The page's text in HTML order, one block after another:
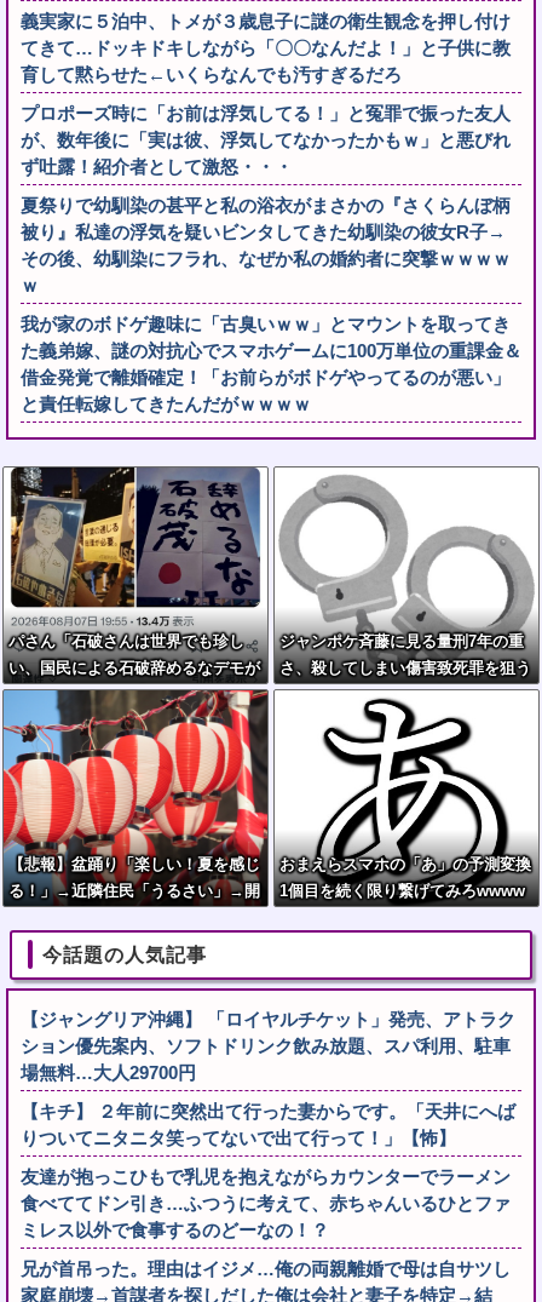
義実家に５泊中、トメが３歳息子に謎の衛生観念を押し付け
てきて…ドッキドキしながら「〇〇なんだよ！」と子供に教
育して黙らせた←いくらなんでも汚すぎるだろ
プロポーズ時に「お前は浮気してる！」と冤罪で振った友人
が、数年後に「実は彼、浮気してなかったかもｗ」と悪びれ
ず吐露！紹介者として激怒・・・
夏祭りで幼馴染の甚平と私の浴衣がまさかの『さくらんぼ柄
被り』私達の浮気を疑いビンタしてきた幼馴染の彼女R子→
その後、幼馴染にフラれ、なぜか私の婚約者に突撃ｗｗｗｗ
ｗ
我が家のボドゲ趣味に「古臭いｗｗ」とマウントを取ってき
た義弟嫁、謎の対抗心でスマホゲームに100万単位の重課金＆
借金発覚で離婚確定！「お前らがボドゲやってるのが悪い」
と責任転嫁してきたんだがｗｗｗｗ
パさん「石破さんは世界でも珍し
い、国民による石破辞めるなデモが
自然発生した総理大臣です」
ジャンポケ斉藤に見る量刑7年の重
さ、殺してしまい傷害致死罪を狙う
方が量刑的には軽いと話題
【悲報】盆踊り「楽しい！夏を感じ
る！」→近隣住民「うるさい」→開
おまえらスマホの「あ」の予測変換
1個目を続く限り繋げてみろwwww
今話題の人気記事
【ジャングリア沖縄】 「ロイヤルチケット」発売、アトラク
ション優先案内、ソフトドリンク飲み放題、スパ利用、駐車
場無料…大人29700円
【キチ】 ２年前に突然出て行った妻からです。「天井にへば
りついてニタニタ笑ってないで出て行って！」【怖】
友達が抱っこひもで乳児を抱えながらカウンターでラーメン
食べててドン引き…ふつうに考えて、赤ちゃんいるひとファ
ミレス以外で食事するのどーなの！？
兄が首吊った。理由はイジメ…俺の両親離婚で母は自サツし
家庭崩壊→首謀者を探しだした俺は会社と妻子を特定→結